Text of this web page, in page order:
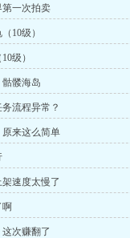
一次拍卖
10级）
级）
髅海岛
流程异常？
来这么简单
速度太慢了
啊
次赚翻了